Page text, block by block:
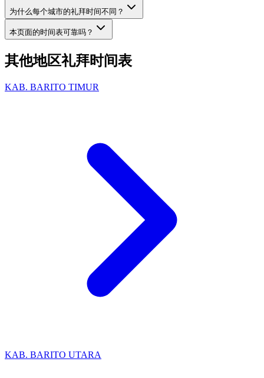
为什么每个城市的礼拜时间不同？
本页面的时间表可靠吗？
其他地区礼拜时间表
KAB. BARITO TIMUR
KAB. BARITO UTARA